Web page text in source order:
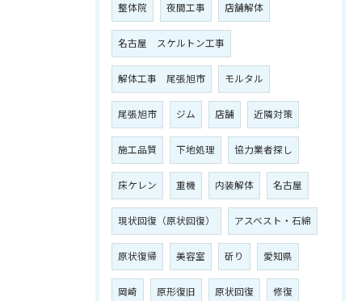
整体院 夜間工事 店舗解体
名古屋 スケルトン工事
解体工事 尾張旭市 モルタル
尾張旭市 ジム 店舗 近隣対策
施工品質 下地処理 協力業者探し
床ケレン 重機 内装解体 名古屋
現状回復（原状回復） アスベスト・石綿
原状復帰 美容室 斫り 愛知県
岡崎 原形復旧 原状回復 修復